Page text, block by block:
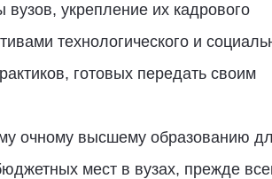
укрепление их кадрового
технологического и
готовых передать своим
очному высшему образованию
мест в вузах, прежде